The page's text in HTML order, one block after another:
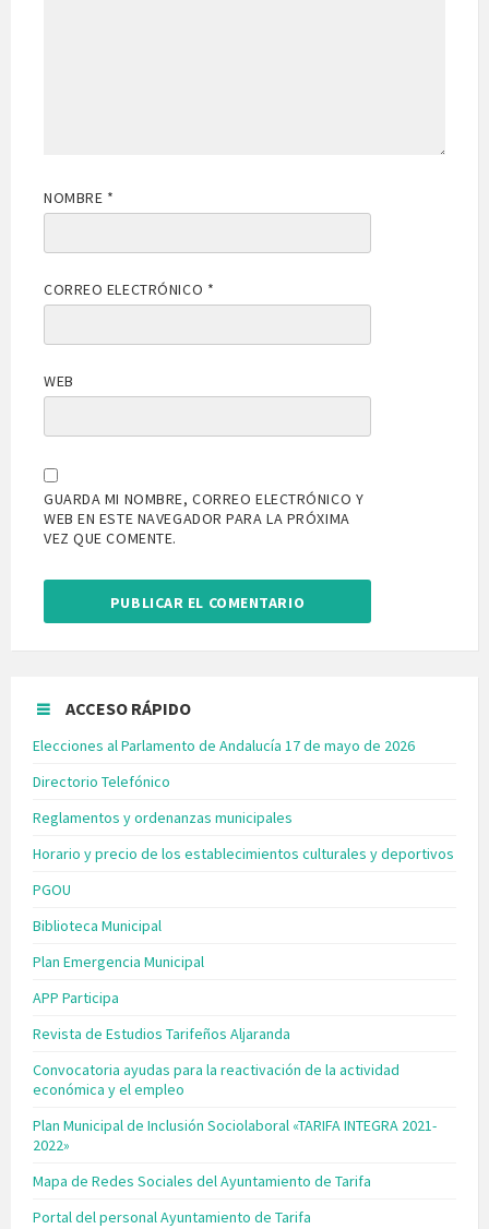
NOMBRE *
CORREO ELECTRÓNICO *
WEB
GUARDA MI NOMBRE, CORREO ELECTRÓNICO Y
WEB EN ESTE NAVEGADOR PARA LA PRÓXIMA
VEZ QUE COMENTE.
ACCESO RÁPIDO
Elecciones al Parlamento de Andalucía 17 de mayo de 2026
Directorio Telefónico
Reglamentos y ordenanzas municipales
Horario y precio de los establecimientos culturales y deportivos
PGOU
Biblioteca Municipal
Plan Emergencia Municipal
APP Participa
Revista de Estudios Tarifeños Aljaranda
Convocatoria ayudas para la reactivación de la actividad
económica y el empleo
Plan Municipal de Inclusión Sociolaboral «TARIFA INTEGRA 2021-
2022»
Mapa de Redes Sociales del Ayuntamiento de Tarifa
Portal del personal Ayuntamiento de Tarifa